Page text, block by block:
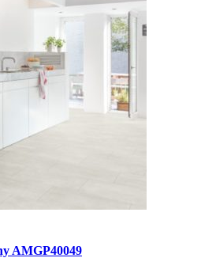
AMGP40049